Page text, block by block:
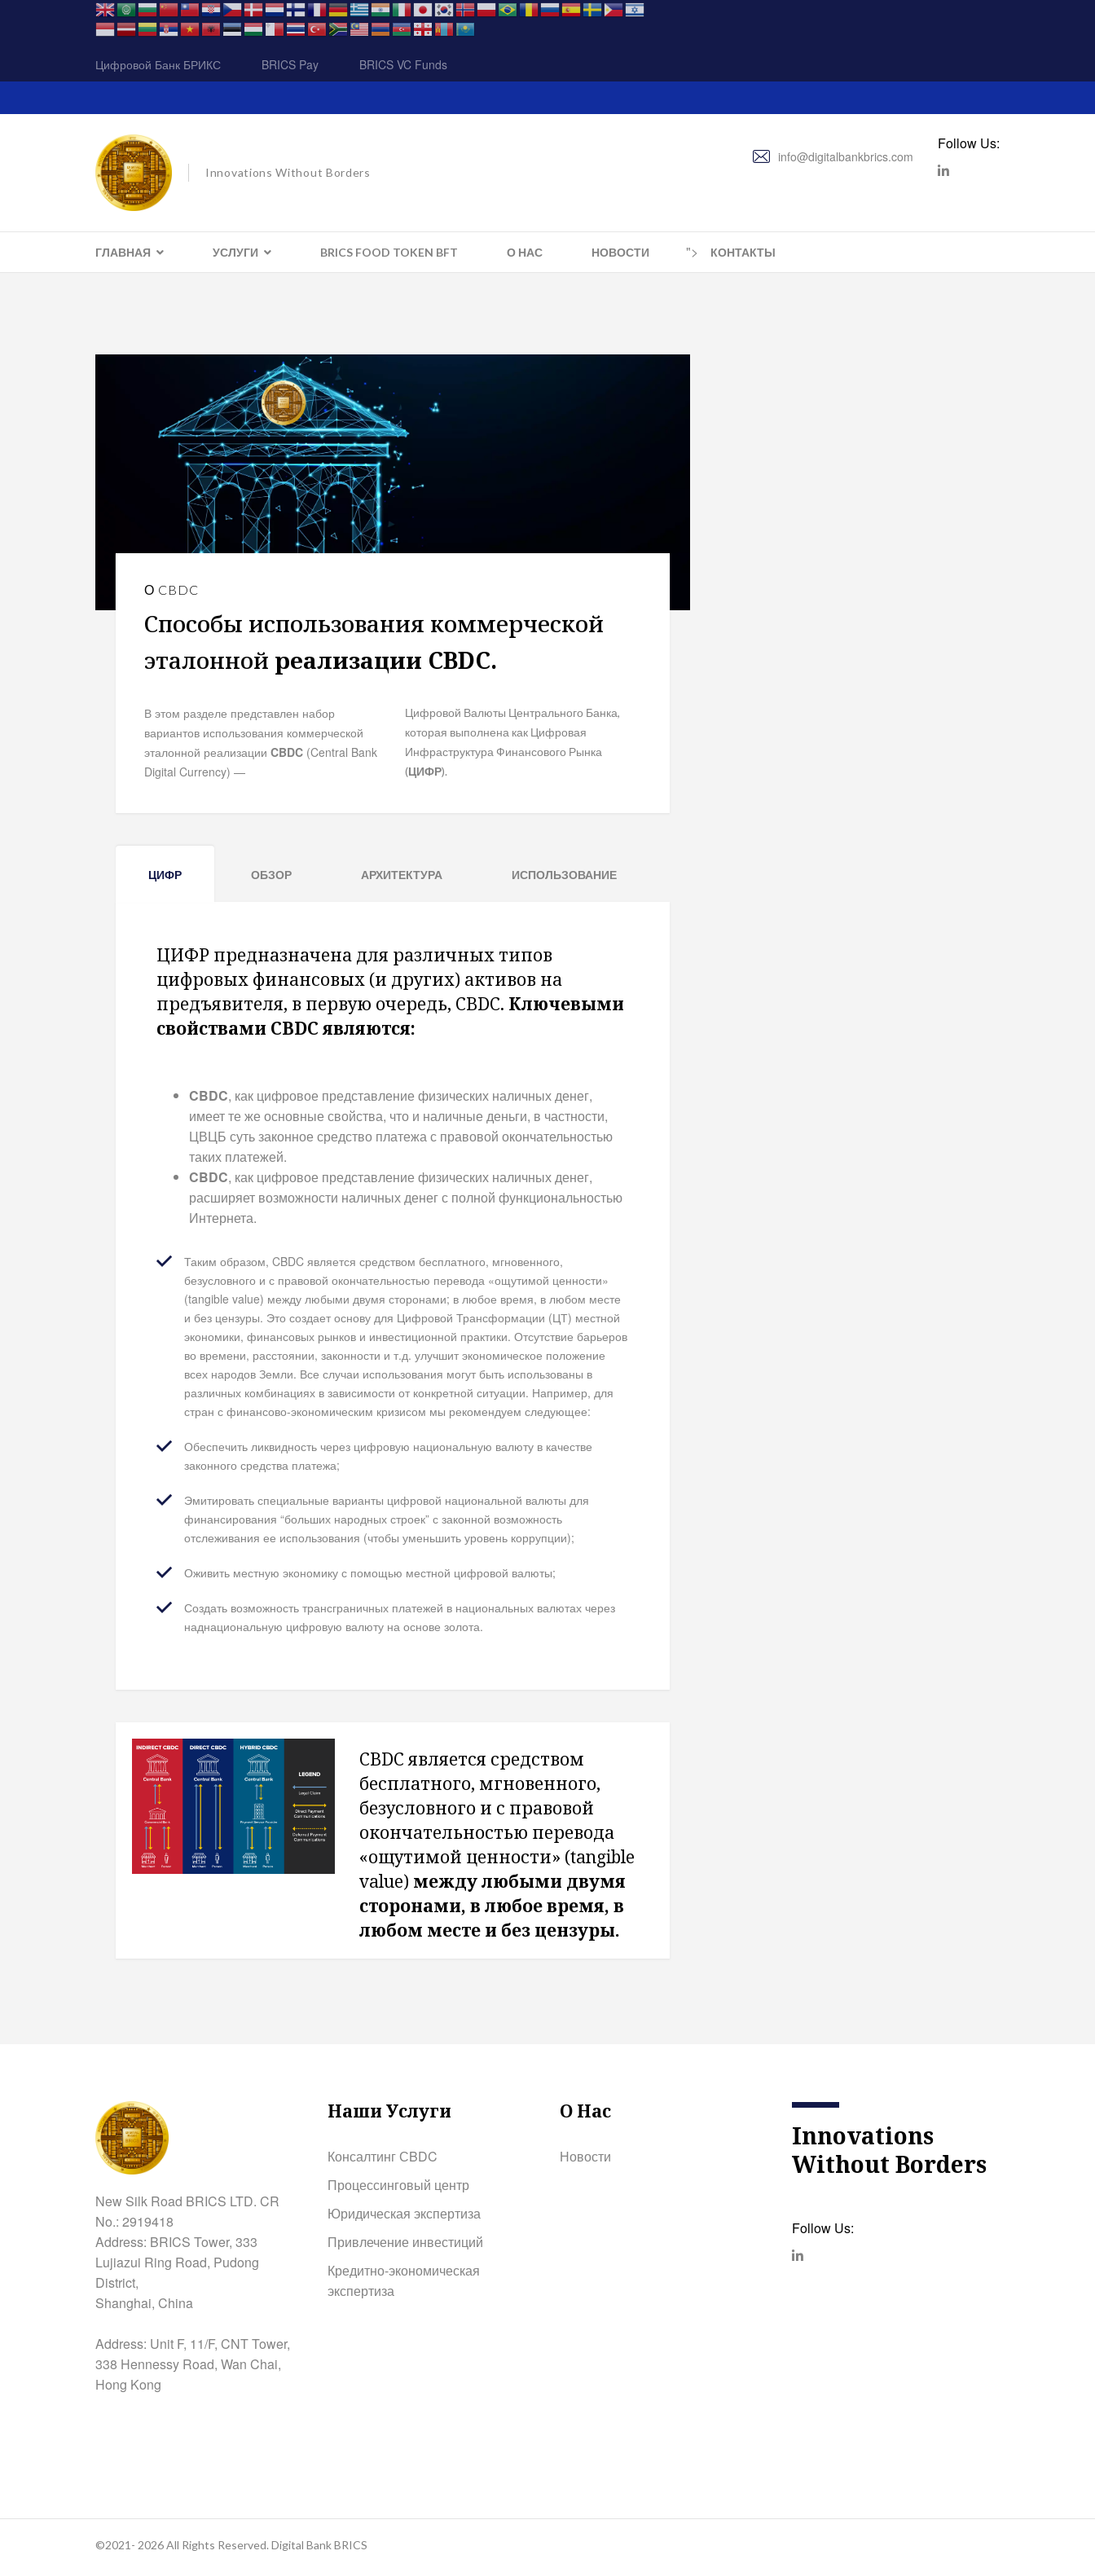
Цифровой Банк БРИКС BRICS Pay BRICS VC Funds
Innovations Without Borders
info@digitalbankbrics.com
Follow Us:
ГЛАВНАЯ УСЛУГИ BRICS FOOD TOKEN BFT О НАС НОВОСТИ "> КОНТАКТЫ
О CBDC
Способы использования коммерческой
эталонной реализации CBDC.
В этом разделе представлен набор
вариантов использования коммерческой
эталонной реализации CBDC (Central Bank
Digital Currency) —
Цифровой Валюты Центрального Банка,
которая выполнена как Цифровая
Инфраструктура Финансового Рынка
(ЦИФР).
ЦИФР ОБЗОР АРХИТЕКТУРА ИСПОЛЬЗОВАНИЕ
ЦИФР предназначена для различных типов
цифровых финансовых (и других) активов на
предъявителя, в первую очередь, CBDC. Ключевыми
свойствами CBDC являются:
CBDC, как цифровое представление физических наличных денег,
имеет те же основные свойства, что и наличные деньги, в частности,
ЦВЦБ суть законное средство платежа с правовой окончательностью
таких платежей.
CBDC, как цифровое представление физических наличных денег,
расширяет возможности наличных денег с полной функциональностью
Интернета.
Таким образом, CBDC является средством бесплатного, мгновенного,
безусловного и с правовой окончательностью перевода «ощутимой ценности»
(tangible value) между любыми двумя сторонами; в любое время, в любом месте
и без цензуры. Это создает основу для Цифровой Трансформации (ЦТ) местной
экономики, финансовых рынков и инвестиционной практики. Отсутствие барьеров
во времени, расстоянии, законности и т.д. улучшит экономическое положение
всех народов Земли. Все случаи использования могут быть использованы в
различных комбинациях в зависимости от конкретной ситуации. Например, для
стран с финансово-экономическим кризисом мы рекомендуем следующее:
Обеспечить ликвидность через цифровую национальную валюту в качестве
законного средства платежа;
Эмитировать специальные варианты цифровой национальной валюты для
финансирования “больших народных строек” с законной возможность
отслеживания ее использования (чтобы уменьшить уровень коррупции);
Оживить местную экономику с помощью местной цифровой валюты;
Создать возможность трансграничных платежей в национальных валютах через
наднациональную цифровую валюту на основе золота.
CBDC является средством
бесплатного, мгновенного,
безусловного и с правовой
окончательностью перевода
«ощутимой ценности» (tangible
value) между любыми двумя
сторонами, в любое время, в
любом месте и без цензуры.
New Silk Road BRICS LTD. CR
No.: 2919418
Address: BRICS Tower, 333
Lujiazui Ring Road, Pudong
District,
Shanghai, China
Address: Unit F, 11/F, CNT Tower,
338 Hennessy Road, Wan Chai,
Hong Kong
Наши Услуги
Консалтинг СBDC
Процессинговый центр
Юридическая экспертиза
Привлечение инвестиций
Кредитно-экономическая
экспертиза
О Нас
Новости
Innovations
Without Borders
Follow Us:
©2021- 2026 All Rights Reserved. Digital Bank BRICS